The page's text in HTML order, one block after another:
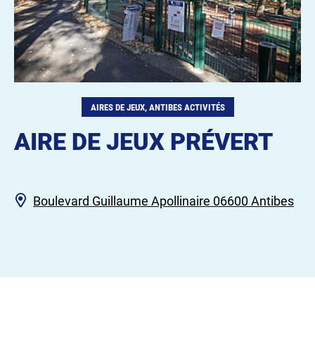
AIRES DE JEUX, ANTIBES ACTIVITÉS
AIRE DE JEUX PRÉVERT
Boulevard Guillaume Apollinaire 06600 Antibes